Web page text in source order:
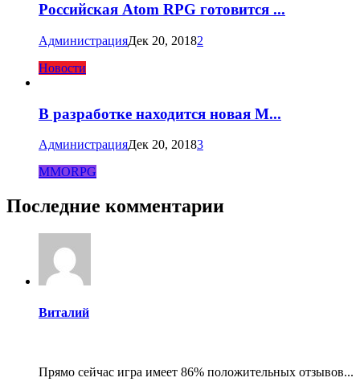
Российская Atom RPG готовится ...
АдминистрацияДек 20, 20182
Новости
В разработке находится новая M...
АдминистрацияДек 20, 20183
MMORPG
Последние комментарии
Виталий
Прямо сейчас игра имеет 86% положительных отзывов...